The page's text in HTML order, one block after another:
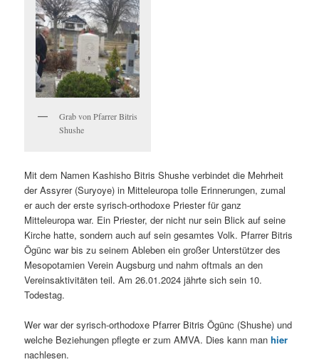
Grab von Pfarrer Bitris
Shushe
Mit dem Namen Kashisho Bitris Shushe verbindet die Mehrheit
der Assyrer (Suryoye) in Mitteleuropa tolle Erinnerungen, zumal
er auch der erste syrisch-orthodoxe Priester für ganz
Mitteleuropa war. Ein Priester, der nicht nur sein Blick auf seine
Kirche hatte, sondern auch auf sein gesamtes Volk. Pfarrer Bitris
Ögünc war bis zu seinem Ableben ein großer Unterstützer des
Mesopotamien Verein Augsburg und nahm oftmals an den
Vereinsaktivitäten teil. Am 26.01.2024 jährte sich sein 10.
Todestag.
Wer war der syrisch-orthodoxe Pfarrer Bitris Ögünc (Shushe) und
welche Beziehungen pflegte er zum AMVA. Dies kann manhier
nachlesen.